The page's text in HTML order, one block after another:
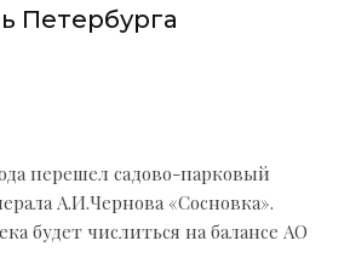
Петербурга
перешел садово-парковый
А.И.Чернова «Сосновка».
будет числиться на балансе АО